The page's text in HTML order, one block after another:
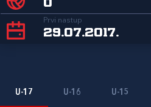
0
Prvi nastup
29.07.2017.
U-17 U-16 U-15